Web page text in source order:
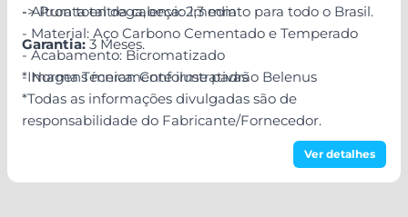
Ver detalhes
- Altura total da cabeça: 2,3 mm
- Material: Aço Carbono Cementado e Temperado
- Acabamento: Bicromatizado
- Norma Técnica: Conforme padrão Belenus
-> Pronta entrega, envio imediato para todo o Brasil.
Garantia:3 Meses.
*Imagens meramente ilustrativas
*Todas as informações divulgadas são de
responsabilidade do Fabricante/Fornecedor.